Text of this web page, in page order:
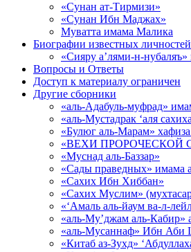
«Сунан ат-Тирмизи»
«Сунан Ибн Маджах»
Муватта имама Малика
Биографии известных
«Сияру а’лями-н-нубаляъ»
Вопросы и Ответы
Доступ к материалу ограничен
Другие сборники
«аль-Адабуль-муфрад»
«аль-Мустадрак ‘аля
«Булюг аль-Марам»
«ВЕХИ ПРОРОЧЕСКОЙ
«Муснад аль-Баззар»
«Сады праведных» имама
«Сахих Ибн Хиббан»
«Сахих Муслим»
«‘Амаль аль-йаум ва-л-
«аль-Му’джам аль-Кабир»
«аль-Мусаннаф» Ибн
«Китаб аз-Зухд»